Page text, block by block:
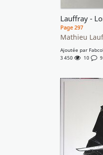
Lauffray -
Page 297
Mathieu
Ajoutée par
3 450
10 9